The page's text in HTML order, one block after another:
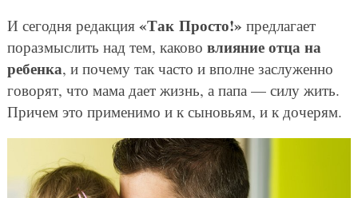
И сегодня редакция «Так Просто!» предлагает
поразмыслить над тем, каково влияние отца на
ребенка, и почему так часто и вполне заслуженно
говорят, что мама дает жизнь, а папа — силу жить.
Причем это применимо и к сыновьям, и к дочерям.